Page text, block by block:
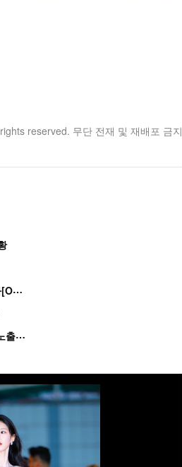
reserved. 무단 전재 및 재배포 금지
“
연습생 아닙니다” 싸이 '흠뻑쇼' 즉석 캐스팅 여중생, 루머 뿔났다[Oh!쎈 이...
'
흑백' 김도윤♥배우 김서연, 4년만 공개열애 시작..드디어 SNS에 노출 [핫피...